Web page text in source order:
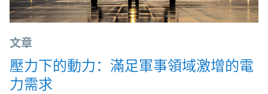
文章
壓力下的動力：滿足軍事領域激增的電
力需求